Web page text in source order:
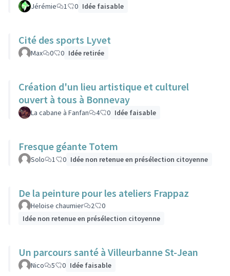
Jérémie 1 0 Idée faisable
Cité des sports Lyvet
Max 0 0 Idée retirée
Création d'un lieu artistique et culturel
ouvert à tous à Bonnevay
La cabane à Fanfan 4 0 Idée faisable
Fresque géante Totem
Solo 1 0 Idée non retenue en présélection citoyenne
De la peinture pour les ateliers Frappaz
Heloise chaumier 2
0
Idée non retenue en présélection citoyenne
Un parcours santé à Villeurbanne St-Jean
Nico 5 0 Idée faisable